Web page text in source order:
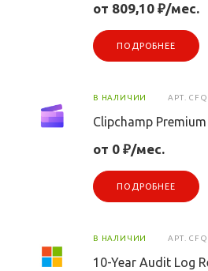
от 809,10 ₽/мес.
ПОДРОБНЕЕ
В НАЛИЧИИ АРТ.
Clipchamp Premium
от 0 ₽/мес.
ПОДРОБНЕЕ
В НАЛИЧИИ АРТ.
10-Year Audit Log